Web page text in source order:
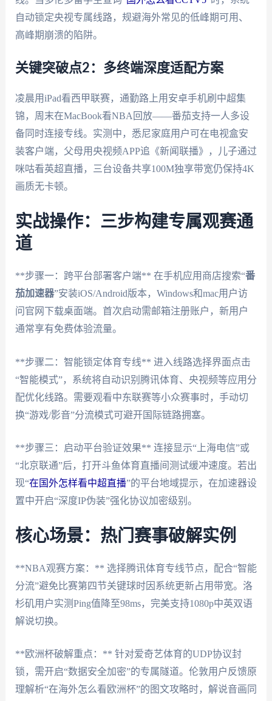
自动锁定央视专属线路，规避海外常见的低峰期可用、
高峰期崩溃的陷阱。
关键突破点2：多终端深度适配方案
凌晨用iPad看西甲联赛，通勤路上用安卓手机刷中超集
锦，周末在MacBook看NBA回放——番茄支持一人多设
备同时连接专线。实测中，悉尼家庭用户可在电视盒安
装客户端，父母用央视频APP追《新闻联播》，儿子通过
咪咕看英超直播，三台设备共享100M独享带宽仍保持4K
画质无卡顿。
实战操作：三步构建专属观赛通
道
**步骤一：跨平台部署客户端** 在手机应用商店搜索“番
茄加速器”安装iOS/Android版本，Windows和mac用户访
问官网下载桌面端。首次启动需邮箱注册账户，新用户
通常享有免费体验流量。
**步骤二：智能锁定体育专线** 进入线路选择界面点击
“智能模式”，系统将自动识别腾讯体育、央视频等应用分
配优化线路。需要观看中东联赛等小众赛事时，手动切
换“游戏/影音”分流模式可避开国际链路拥塞。
**步骤三：启动平台验证效果** 连接显示“上海电信”或
“北京联通”后，打开斗鱼体育直播间测试缓冲速度。若出
现“在国外怎样看中超直播”的平台地域提示，在加速器设
置中开启“深度IP伪装”强化协议加密级别。
核心场景：热门赛事破解实例
**NBA观赛方案：** 选择腾讯体育专线节点，配合“智能
分流”避免比赛第四节关键球时因系统更新占用带宽。洛
杉矶用户实测Ping值降至98ms，完美支持1080p中英双语
解说切换。
**欧洲杯破解重点：** 针对爱奇艺体育的UDP协议封
锁，需开启“数据安全加密”的专属隧道。伦敦用户反馈原
理解析“在海外怎么看欧洲杯”的图文攻略时，解说音画同